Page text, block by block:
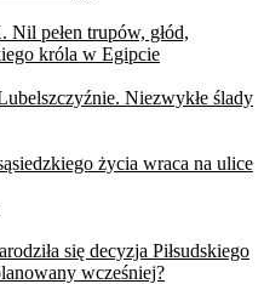
pełen trupów, głód,
króla w Egipcie
Niezwykłe ślady
życia wraca na ulice
się decyzja Piłsudskiego
wcześniej?